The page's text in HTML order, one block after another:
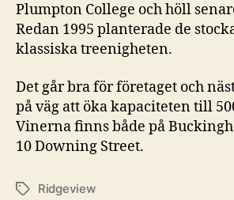
Plumpton College och höll
Redan 1995 planterade de
klassiska treenigheten.
Det går bra för företaget och
på väg att öka kapaciteten till
Vinerna finns både på
10 Downing Street.
EtiketterRidgeview